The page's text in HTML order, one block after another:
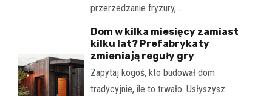
przerzedzanie fryzury,…
Dom w kilka miesięcy zamiast
kilku lat? Prefabrykaty
zmieniają reguły gry
Zapytaj kogoś, kto budował dom
tradycyjnie, ile to trwało. Usłyszysz